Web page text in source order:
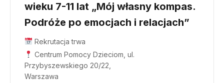
wieku 7-11 lat „Mój własny kompas.
Podróże po emocjach i relacjach”
Rekrutacja trwa
Centrum Pomocy Dzieciom, ul.
Przybyszewskiego 20/22,
Warszawa